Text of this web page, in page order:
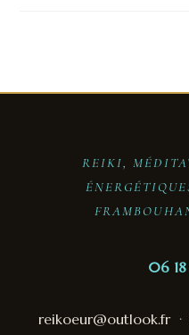
REIKI,
06
reikoeur@outlook.fr ·